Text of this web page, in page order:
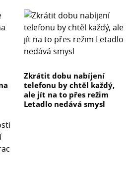
Zkrátit dobu nabíjení
telefonu by chtěl každý,
ale jít na to přes režim
Letadlo nedává smysl